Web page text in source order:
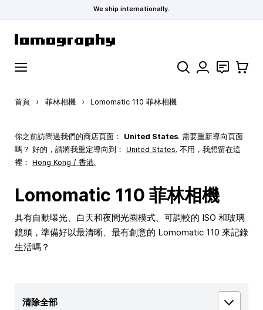
We ship internationally.
搜索 聯絡 購物車
首頁 › 菲林相機 › Lomomatic 110 菲林相機
你之前訪問過我們的商店頁面： United States. 需要重新導向頁面
嗎？ 好的，請將我重定導向到： United States. 不用，我想留在這
裡： Hong Kong / 香港.
Lomomatic 110 菲林相機
具有自動曝光、白天和夜間光圈模式、可調較的 ISO 和玻璃
鏡頭，準備好以最清晰、最有創意的 Lomomatic 110 來記錄
生活嗎？
清除全部